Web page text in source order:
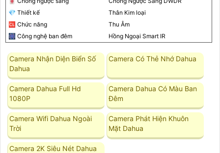
💎 Thiết kế
Thân Kim loại
🆑 Chức năng
Thu Âm
🎆 Công nghệ ban đêm
Hồng Ngoại Smart IR
Camera Nhận Diện Biển Số
Dahua
Camera Có Thẻ Nhớ Dahua
Camera Dahua Full Hd
1080P
Camera Dahua Có Màu Ban
Đêm
Camera Wifi Dahua Ngoài
Trời
Camera Phát Hiện Khuôn
Mặt Dahua
Camera 2K Siêu Nét Dahua